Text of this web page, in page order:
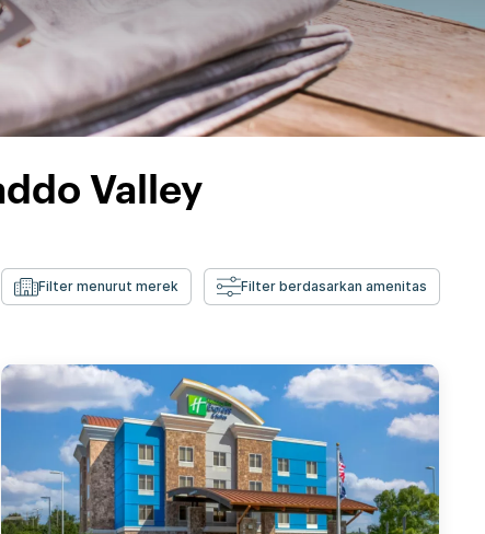
Valley
Filter menurut merek Filter berdasarkan amenitas